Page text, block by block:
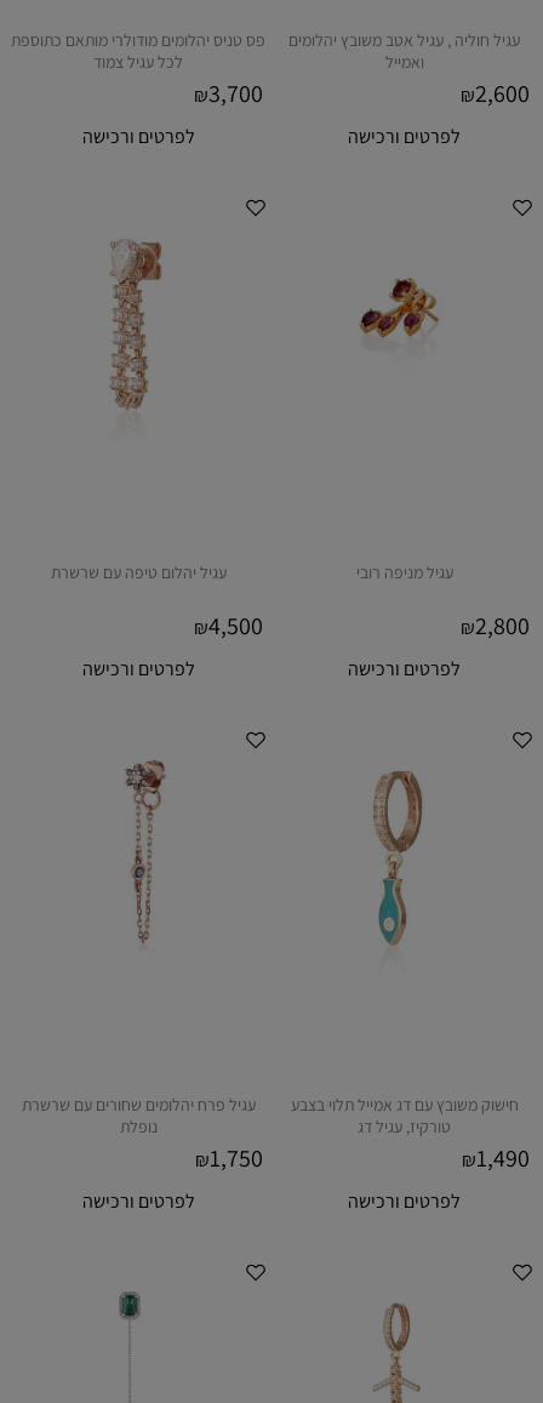
עגיל חוליה , עגיל אטב משובץ יהלומים
ואמייל
₪2,600
לפרטים ורכישה
פס טניס יהלומים מודולרי מותאם כתוספת
לכל עגיל צמוד
₪3,700
לפרטים ורכישה
עגיל מניפה רובי
₪2,800
לפרטים ורכישה
עגיל יהלום טיפה עם שרשרת
₪4,500
לפרטים ורכישה
חישוק משובץ עם דג אמייל תלוי בצבע
טורקיז, עגיל דג
₪1,490
לפרטים ורכישה
עגיל פרח יהלומים שחורים עם שרשרת
נופלת
₪1,750
לפרטים ורכישה